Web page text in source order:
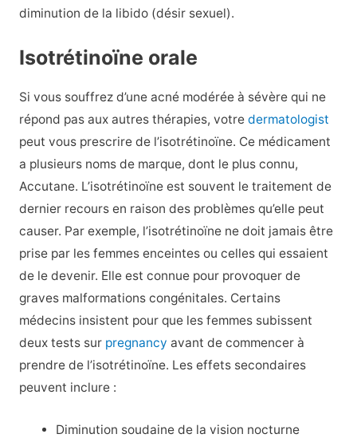
diminution de la libido (désir sexuel).
Isotrétinoïne orale
Si vous souffrez d’une acné modérée à sévère qui ne
répond pas aux autres thérapies, votre dermatologist
peut vous prescrire de l’isotrétinoïne. Ce médicament
a plusieurs noms de marque, dont le plus connu,
Accutane. L’isotrétinoïne est souvent le traitement de
dernier recours en raison des problèmes qu’elle peut
causer. Par exemple, l’isotrétinoïne ne doit jamais être
prise par les femmes enceintes ou celles qui essaient
de le devenir. Elle est connue pour provoquer de
graves malformations congénitales. Certains
médecins insistent pour que les femmes subissent
deux tests sur pregnancy avant de commencer à
prendre de l’isotrétinoïne. Les effets secondaires
peuvent inclure :
Diminution soudaine de la vision nocturne